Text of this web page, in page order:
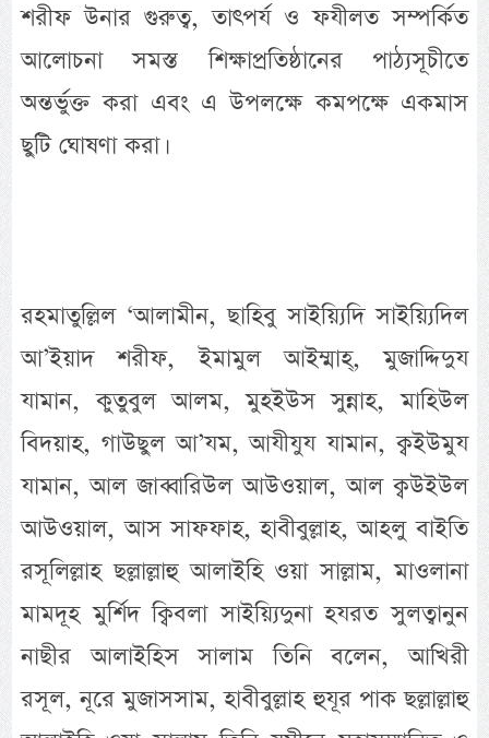
শরীফ উনার গুরুত্ব, তাৎপর্য ও ফযীলত সম্পর্কিত
আলোচনা সমস্ত শিক্ষাপ্রতিষ্ঠানের পাঠ্যসূচীতে
অন্তর্ভুক্ত করা এবং এ উপলক্ষে কমপক্ষে একমাস
ছুটি ঘোষণা করা।
রহমাতুল্লিল ‘আলামীন, ছাহিবু সাইয়্যিদি সাইয়্যিদিল
আ’ইয়াদ শরীফ, ইমামুল আইম্মাহ্, মুজাদ্দিদুয
যামান, কুতুবুল আলম, মুহইউস সুন্নাহ, মাহিউল
বিদয়াহ, গাউছুল আ’যম, আযীযুয যামান, ক্বইউমুয
যামান, আল জাব্বারিউল আউওয়াল, আল ক্বউইউল
আউওয়াল, আস সাফফাহ, হাবীবুল্লাহ, আহলু বাইতি
রসূলিল্লাহ ছল্লাল্লাহু আলাইহি ওয়া সাল্লাম, মাওলানা
মামদূহ মুর্শিদ ক্বিবলা সাইয়্যিদুনা হযরত সুলত্বানুন
নাছীর আলাইহিস সালাম তিনি বলেন, আখিরী
রসূল, নূরে মুজাসসাম, হাবীবুল্লাহ হুযূর পাক ছল্লাল্লাহু